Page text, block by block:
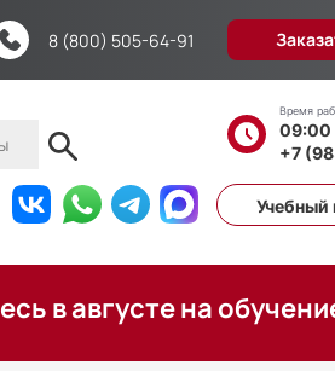
8 (800) 505-64-91
Время
09:00
+7
Учебный
на обучение по